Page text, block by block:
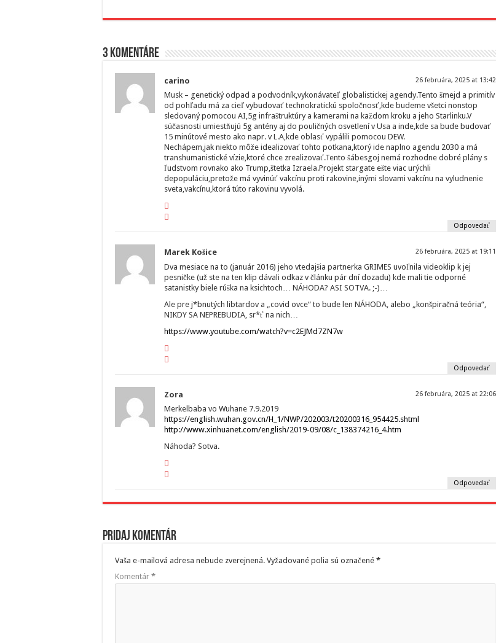
3 komentáre
carino 26 februára, 2025 at 13:42
Musk – genetický odpad a podvodník,vykonávateľ globalistickej agendy.Tento šmejd a primitív
od pohľadu má za cieľ vybudovať technokratickú spoločnosť,kde budeme všetci nonstop
sledovaný pomocou AI,5g infraštruktúry a kamerami na každom kroku a jeho Starlinku.V
súčasnosti umiestňujú 5g antény aj do pouličných osvetlení v Usa a inde,kde sa bude budovať
15 minútové mesto ako napr. v L.A,kde oblasť vypálili pomocou DEW.
Nechápem,jak niekto môže idealizovať tohto potkana,ktorý ide naplno agendu 2030 a má
transhumanistické vízie,ktoré chce zrealizovať.Tento šábesgoj nemá rozhodne dobré plány s
ľudstvom rovnako ako Trump,štetka Izraela.Projekt stargate ešte viac urýchli
depopuláciu,pretože má vyvinúť vakcínu proti rakovine,inými slovami vakcínu na vyludnenie
sveta,vakcínu,ktorá túto rakovinu vyvolá.
Odpovedať
Marek Košice 26 februára, 2025 at 19:11
Dva mesiace na to (január 2016) jeho vtedajšia partnerka GRIMES uvoľnila videoklip k jej
pesničke (už ste na ten klip dávali odkaz v článku pár dní dozadu) kde mali tie odporné
satanistky biele rúška na ksichtoch… NÁHODA? ASI SOTVA. ;-)…
Ale pre j*bnutých libtardov a „covid ovce“ to bude len NÁHODA, alebo „konšpiračná teória“,
NIKDY SA NEPREBUDIA, sr*ť na nich…
https://www.youtube.com/watch?v=c2EJMd7ZN7w
Odpovedať
Zora 26 februára, 2025 at 22:06
Merkelbaba vo Wuhane 7.9.2019
https://english.wuhan.gov.cn/H_1/NWP/202003/t20200316_954425.shtml
http://www.xinhuanet.com/english/2019-09/08/c_138374216_4.htm
Náhoda? Sotva.
Odpovedať
Pridaj komentár
Vaša e-mailová adresa nebude zverejnená. Vyžadované polia sú označené *
Komentár *